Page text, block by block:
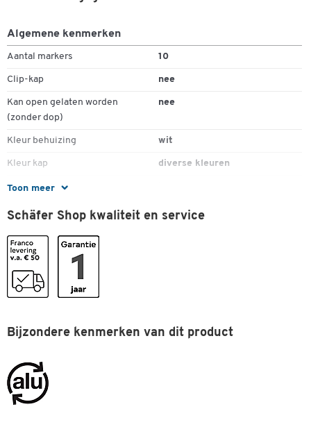
Toon meer
Algemene kenmerken
Aantal markers 10
Clip-kap nee
Kan open gelaten worden
(zonder dop)
nee
Kleur behuizing wit
Kleur kap diverse kleuren
Lage geur
Lijndikte
Materiaal kap
Ronde punt
Stuk(s) per verpakking
Uitvoering met handige dispenser
Afmetingen
Lijndikte (mm)
Schäfer Shop kwaliteit en service
Bijzondere kenmerken van dit product